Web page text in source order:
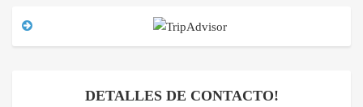
DETALLES DE CONTACTO!